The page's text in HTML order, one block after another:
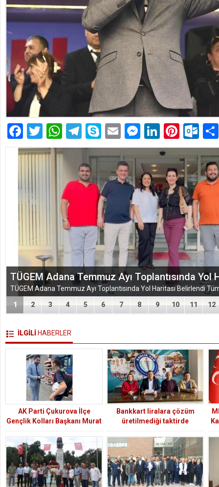
Facebook
Twitter
WhatsApp
Telegram
SkypeEmailMessenger
LinkedIn
TÜGEM Adana Temmuz Ayı Toplantısında Yol
1 2 3 4 5 6 7 8 9 10 11 12
İLGİLİ HABERLER
AK Parti Çukurova İlçe
Gençlik Kolları Başkanı Murat
Öztürk, Minik Öğrencilerle Bir
Araya Gelerek Motivasyon
Dolu Başlangıç Sağladı
Bankkart liralara çözüm
üretilmediği taktirde
üyelerimizden aldığımız gücü
onların lehine kullanmak için
her türlü söylem ve eylem
yapılacaktır